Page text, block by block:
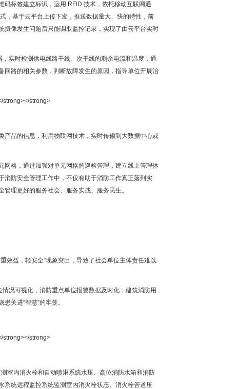
码标签建立标识，运用 RFID 技术，依托移动互联网通
，基于云平台上传下发，推送数据量大、快的特性，前
像发生问题后只能调取监控记录，实现了由云平台实时
实时检测供电线路干线、次干线的剩余电流和温度，通
路的相关参数，判断故障发生的原因，指导单位开展治
产品的信息，利用物联网技术，实时传输到大数据中心或
格，通过加强对单元网格的巡检管理，建立线上管理体
消防安全管理工作中，不仅有助于消防工作真正落到实
理更好的服务社会、服务实战、服务民生。
效益，轻安全”现象突出，导致了社会单位主体责任难以
况可视化，消防重点单位报警数据及时化，建筑消防用
关进“智慧”的牢笼。
室内消火栓和自动喷淋系统水压、高位消防水箱和消防
系统远程监控系统监测室内消火栓状态、消火栓管道压